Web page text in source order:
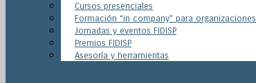
Cursos presenciales
Formación “in company” para organizaciones
Jornadas y eventos FIDISP
Premios FIDISP
Asesoría y herramientas